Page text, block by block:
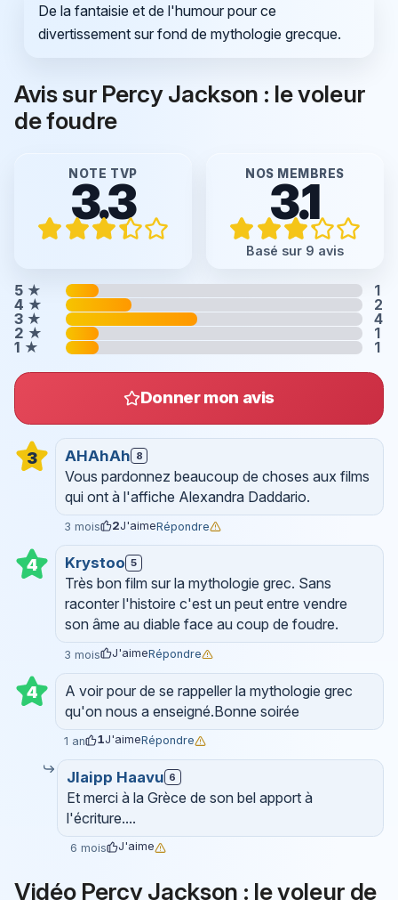
De la fantaisie et de l'humour pour ce
divertissement sur fond de mythologie grecque.
Avis sur Percy Jackson : le voleur
de foudre
NOTE TVP
3.3 NOS MEMBRES
3.1
Basé sur 9 avis
5 ★
1
4 ★
2
3 ★
4
2 ★
1
1 ★ 1
Donner mon avis
3 AHAhAh 8
Vous pardonnez beaucoup de choses aux films
qui ont à l'affiche Alexandra Daddario.
3 mois 2J'aimeRépondre
4 Krystoo 5
Très bon film sur la mythologie grec. Sans
raconter l'histoire c'est un peut entre vendre
son âme au diable face au coup de foudre.
3 mois J'aimeRépondre
4
A voir pour de se rappeller la mythologie grec
qu'on nous a enseigné.Bonne soirée
1 an 1J'aimeRépondre
Jlaipp Haavu 6
Et merci à la Grèce de son bel apport à
l'écriture....
6 mois J'aime
Vidéo Percy Jackson : le voleur de